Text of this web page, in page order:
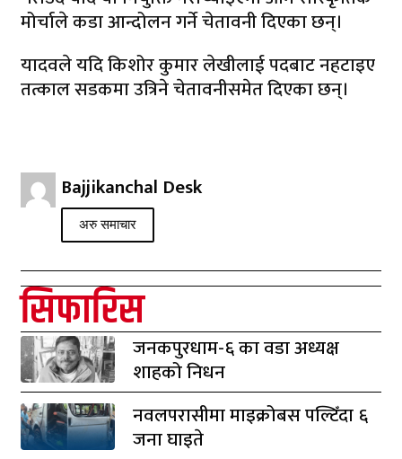
मोर्चाले कडा आन्दोलन गर्ने चेतावनी दिएका छन्।
यादवले यदि किशोर कुमार लेखीलाई पदबाट नहटाइए
तत्काल सडकमा उत्रिने चेतावनीसमेत दिएका छन्।
Bajjikanchal Desk
अरु समाचार
सिफारिस
जनकपुरधाम-६ का वडा अध्यक्ष
शाहको निधन
नवलपरासीमा माइक्रोबस पल्टिँदा ६
जना घाइते